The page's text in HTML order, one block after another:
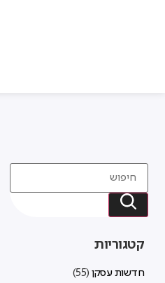
קטגוריות
חדשות עסקן (55)